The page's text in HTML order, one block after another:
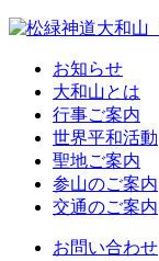
お知らせ
大和山とは
行事ご案内
世界平和活動
聖地ご案内
参山のご案内
交通のご案内
お問い合わせ